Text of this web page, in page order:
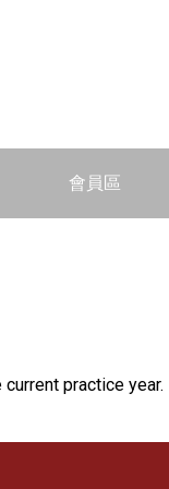
會員區
practice year.